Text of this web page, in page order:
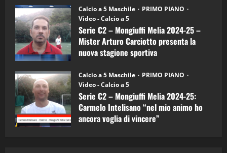
Calcio a 5 Maschile
PRIMO PIANO
Video - Calcio a 5
Serie C2 – Mongiuffi Melia 2024-25 –
Mister Arturo Carciotto presenta la
nuova stagione sportiva
Calcio a 5 Maschile
PRIMO PIANO
Video - Calcio a 5
Serie C2 – Mongiuffi Melia 2024-25:
Carmelo Intelisano “nel mio animo ho
ancora voglia di vincere”
5
“SportEmpire” in Podcast: 26^ Puntata
(Martedi 07 Aprile 2026)
08/04/2026
1
“SportEmpire” in Podcast: 30^ Puntata
(Martedi 05 Maggio 2026)
08/05/2026